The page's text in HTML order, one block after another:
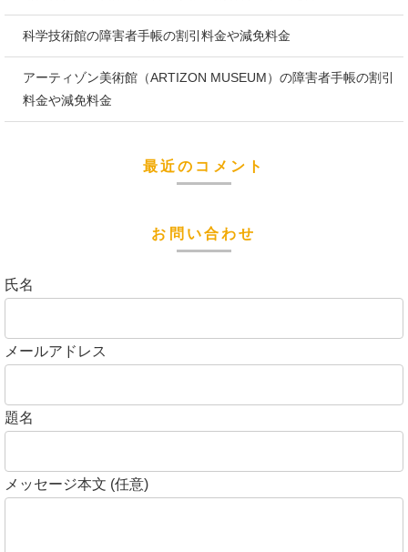
科学技術館の障害者手帳の割引料金や減免料金
アーティゾン美術館（ARTIZON MUSEUM）の障害者手帳の割引
料金や減免料金
最近のコメント
お問い合わせ
氏名
メールアドレス
題名
メッセージ本文 (任意)